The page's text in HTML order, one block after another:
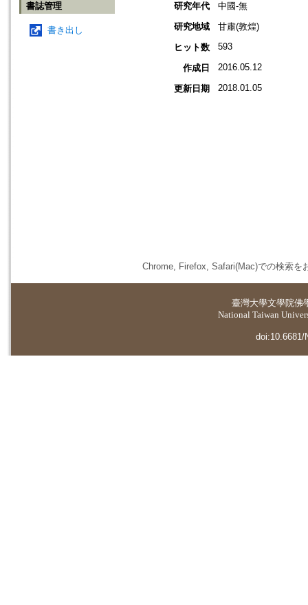
書誌管理
書き出し
研究年代
中國-無
研究地域
甘肅(敦煌)
ヒット数
593
作成日 2016.05.12
更新日期 2018.01.05
Chrome, Firefox, Safari(Mac)での検索を
臺灣大學文學院佛
National Taiwan
doi:10.6681/